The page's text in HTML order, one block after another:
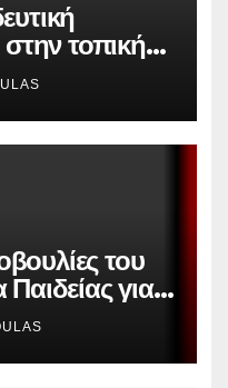
στην τοπική
του
του
για
στη
του 1821.